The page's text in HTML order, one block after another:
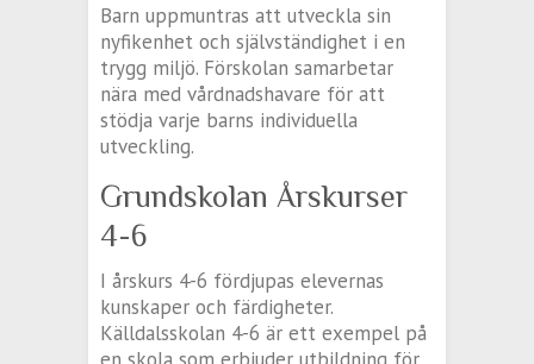
Barn uppmuntras att utveckla sin
nyfikenhet och självständighet i en
trygg miljö. Förskolan samarbetar
nära med vårdnadshavare för att
stödja varje barns individuella
utveckling.
Grundskolan Årskurser
4-6
I årskurs 4-6 fördjupas elevernas
kunskaper och färdigheter.
Källdalsskolan 4-6 är ett exempel på